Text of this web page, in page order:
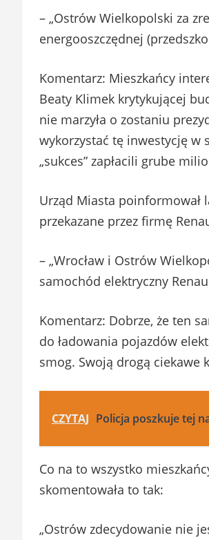
– „Ostrów Wielkopolski za
energooszczędnej
Komentarz: Mieszkańcy
Beaty Klimek krytykującej
nie marzyła o zostaniu
wykorzystać tę inwestycję w
„sukces” zapłacili grube
Urząd Miasta poinformował
przekazane przez firmę
– „Wrocław i Ostrów
samochód elektryczny
Komentarz: Dobrze, że ten
do ładowania pojazdów
smog. Swoją drogą ciekawe
CZYTAJ Policja poszkuje tej
Co na to wszystko
skomentowała to tak:
„Ostrów zdecydowanie nie